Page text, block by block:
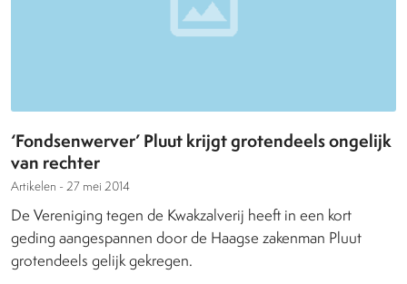
‘Fondsenwerver’ Pluut krijgt grotendeels ongelijk
van rechter
Artikelen - 27 mei 2014
De Vereniging tegen de Kwakzalverij heeft in een kort
geding aangespannen door de Haagse zakenman Pluut
grotendeels gelijk gekregen.